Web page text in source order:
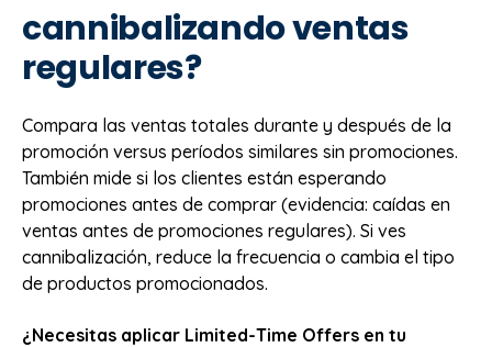
cannibalizando ventas
regulares?
Compara las ventas totales durante y después de la
promoción versus períodos similares sin promociones.
También mide si los clientes están esperando
promociones antes de comprar (evidencia: caídas en
ventas antes de promociones regulares). Si ves
cannibalización, reduce la frecuencia o cambia el tipo
de productos promocionados.
¿Necesitas aplicar Limited-Time Offers en tu